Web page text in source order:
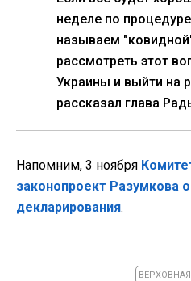
президентского проекта и
"Мы будем
в законопроекте
Если все будет
неделе по
Украины и выйти на